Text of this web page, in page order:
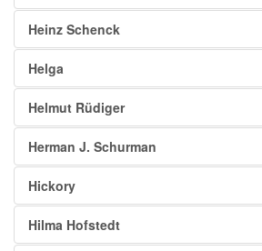
Heinz Schenck
Helga
Helmut Rüdiger
Herman J. Schurman
Hickory
Hilma Hofstedt